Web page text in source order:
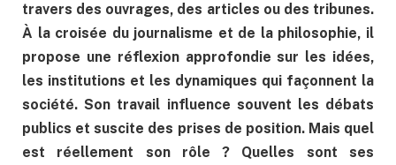
travers des ouvrages, des articles ou des tribunes.
À la croisée du journalisme et de la philosophie, il
propose une réflexion approfondie sur les idées,
les institutions et les dynamiques qui façonnent la
société. Son travail influence souvent les débats
publics et suscite des prises de position. Mais quel
est réellement son rôle ? Quelles sont ses